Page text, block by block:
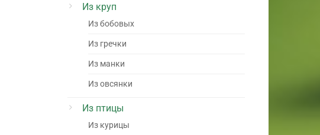
Из круп
Из бобовых
Из гречки
Из манки
Из овсянки
Из птицы
Из курицы